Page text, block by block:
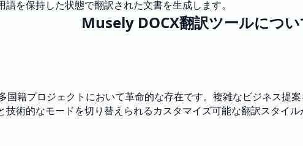
を保持した状態で翻訳された文書を生成します。
Musely DOCX翻訳ツールにつ
籍プロジェクトにおいて革命的な存在です。複雑なビジネス提
術的なモードを切り替えられるカスタマイズ可能な翻訳スタイル